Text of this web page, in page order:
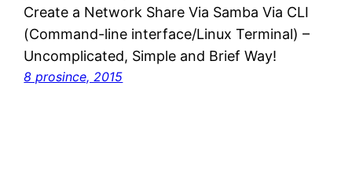
Create a Network Share Via Samba Via CLI
(Command-line interface/Linux Terminal) –
Uncomplicated, Simple and Brief Way!
8 prosince, 2015